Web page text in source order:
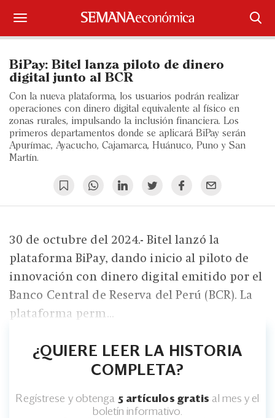
Iniciar sesión
Portada
¿Qué está pasando?
Sectores y Empresas
Management
Legal y Política
Eventos
Edición Impresa
BiPay: Bitel lanza piloto de dinero
digital junto al BCR
Con la nueva plataforma, los usuarios podrán realizar
operaciones con dinero digital equivalente al físico en
zonas rurales, impulsando la inclusión financiera. Los
primeros departamentos donde se aplicará BiPay serán
Apurímac, Ayacucho, Cajamarca, Huánuco, Puno y San
Martín.
30 de octubre del 2024.- Bitel lanzó la
plataforma BiPay, dando inicio al piloto de
innovación con dinero digital emitido por el
Banco Central de Reserva del Perú (BCR). La
plataforma perm...
¿QUIERE LEER LA HISTORIA
COMPLETA?
Regístrese y obtenga 5 artículos gratis al mes y el
boletín informativo.